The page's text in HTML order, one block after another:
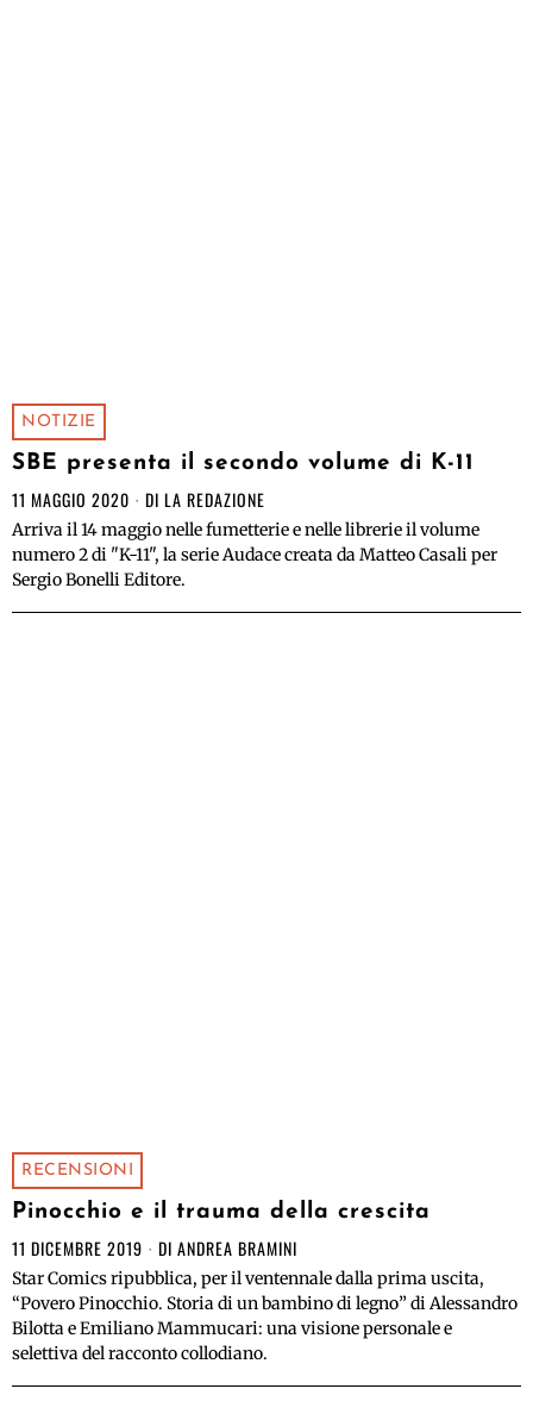
NOTIZIE
SBE presenta il secondo volume di K-11
11 MAGGIO 2020 DI LA REDAZIONE
Arriva il 14 maggio nelle fumetterie e nelle librerie il volume
numero 2 di "K-11", la serie Audace creata da Matteo Casali per
Sergio Bonelli Editore.
RECENSIONI
Pinocchio e il trauma della crescita
11 DICEMBRE 2019 DI ANDREA BRAMINI
Star Comics ripubblica, per il ventennale dalla prima uscita,
“Povero Pinocchio. Storia di un bambino di legno” di Alessandro
Bilotta e Emiliano Mammucari: una visione personale e
selettiva del racconto collodiano.